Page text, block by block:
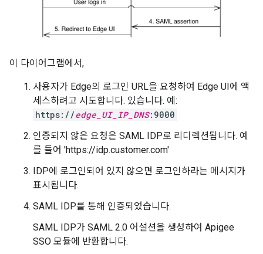
이 다이어그램에서,
사용자가 Edge의 로그인 URL을 요청하여 Edge UI에 액
세스하려고 시도합니다. 있습니다. 예:
https://edge_UI_IP_DNS:9000
인증되지 않은 요청은 SAML IDP로 리디렉션됩니다. 예
를 들어 'https://idp.customer.com'
IDP에 로그인되어 있지 않으면 로그인하라는 메시지가
표시됩니다.
SAML IDP를 통해 인증되었습니다.
SAML IDP가 SAML 2.0 어설션을 생성하여 Apigee
SSO 모듈에 반환합니다.